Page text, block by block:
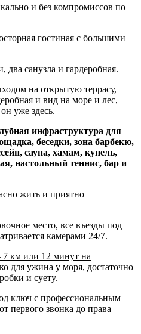
и без компромиссов по
гостиная с большими
санузла и гардеробная.
на открытую террасу,
и вид на море и лес,
уже здесь.
инфраструктура для
беседки, зона барбекю,
сауна, хамам, купель,
настольный теннис, бар и
жить и приятно
место, все въезды под
камерами 24/7.
км или 12 минут на
для ужина у моря, достаточно
и суету.
ключ с профессиональным
первого звонка до права